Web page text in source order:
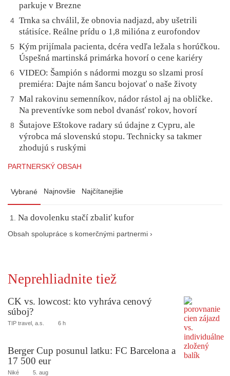
parkuje v Brezne
4 Trnka sa chválil, že obnovia nadjazd, aby ušetrili
státisíce. Reálne prídu o 1,8 milióna z eurofondov
5
Kým prijímala pacienta, dcéra vedľa ležala s horúčkou.
Úspešná martinská primárka hovorí o cene kariéry
6
VIDEO: Šampión s nádormi mozgu so slzami prosí
premiéra: Dajte nám šancu bojovať o naše životy
7
Mal rakovinu semenníkov, nádor rástol aj na obličke.
Na preventívke som nebol dvanásť rokov, hovorí
8
Šutajove Eštokove radary sú údajne z Cypru, ale
výrobca má slovenskú stopu. Technicky sa takmer
zhodujú s ruskými
PARTNERSKÝ OBSAH
Vybrané Najnovšie Najčítanejšie
Na dovolenku stačí zbaliť kufor
Obsah spolupráce s komerčnými partnermi ›
Neprehliadnite tiež
CK vs. lowcost: kto vyhráva cenový
súboj?
TIP travel, a.s. 6 h
Berger Cup posunul latku: FC Barcelona a
17 500 eur
Niké 5. aug